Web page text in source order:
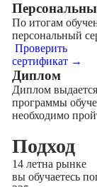
По итогам
персональный
Проверить
сертификат →
Диплом
Диплом
программы
необходимо
Подход
14 летна рынке
вы обучаетесь по